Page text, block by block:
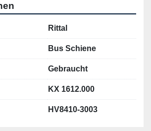
Rittal
Bus Schiene
Gebraucht
KX 1612.000
HV8410-3003